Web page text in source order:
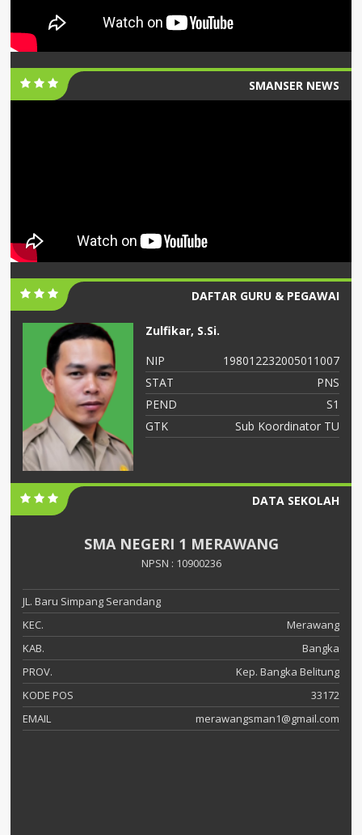
SMANSER NEWS
DAFTAR GURU & PEGAWAI
Zulfikar, S.Si.
NIP
198012232005011007
STAT
PNS
PEND
S1
GTK
Sub Koordinator TU
DATA SEKOLAH
SMA NEGERI 1 MERAWANG
NPSN : 10900236
JL. Baru Simpang Serandang
KEC.
Merawang
KAB.
Bangka
PROV.
Kep. Bangka Belitung
KODE POS
33172
EMAIL
merawangsman1@gmail.com